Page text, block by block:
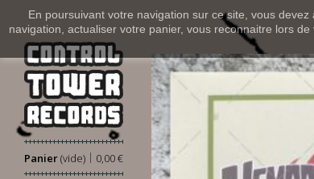
En poursuivant votre navigation sur ce site, vous
navigation, actualiser votre panier, vous reconnaitre lors
Panier 0,00 €
|
(vide)